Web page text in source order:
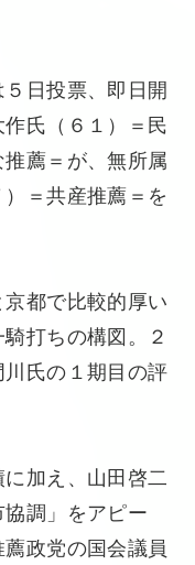
日投票、即日開
氏（６１）＝民
薦＝が、無所属
＝共産推薦＝を
都で比較的厚い
打ちの構図。２
氏の１期目の評
加え、山田啓二
調」をアピー
政党の国会議員